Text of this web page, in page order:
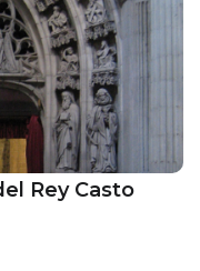
Rey Casto